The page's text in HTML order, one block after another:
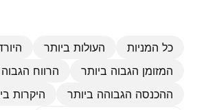
כל המניות העולות ביותר
המזומן הגבוה ביותר
הרווח
ההכנסה הגבוהה ביותר
היקרות